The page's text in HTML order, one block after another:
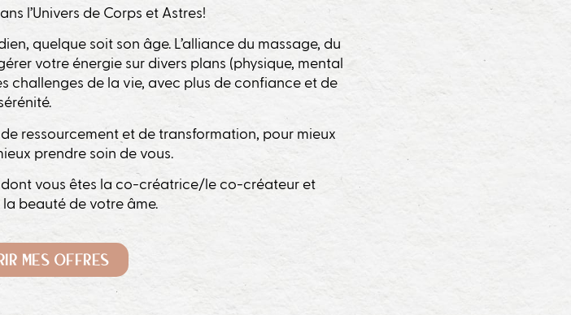
l’Univers de Corps et Astres!
quelque soit son âge. L’alliance du massage, du
votre énergie sur divers plans (physique, mental
challenges de la vie, avec plus de confiance et de
ressourcement et de transformation, pour mieux
prendre soin de vous.
dont vous êtes la co-créatrice/le co-créateur et
beauté de votre âme.
MES OFFRES